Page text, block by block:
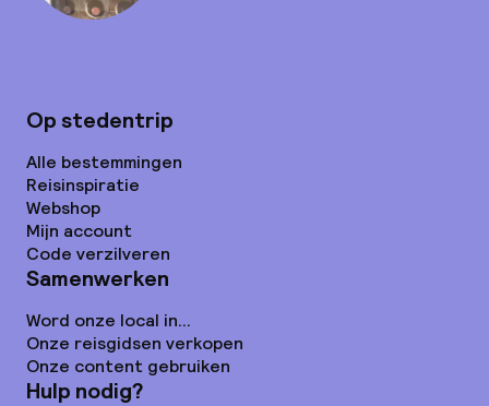
Op stedentrip
Alle bestemmingen
Reisinspiratie
Webshop
Mijn account
Code verzilveren
Samenwerken
Word onze local in...
Onze reisgidsen verkopen
Onze content gebruiken
Hulp nodig?